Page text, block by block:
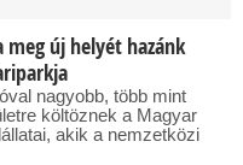
új helyét hazánk
nagyobb, több mint
költöznek a Magyar
akik a nemzetközi